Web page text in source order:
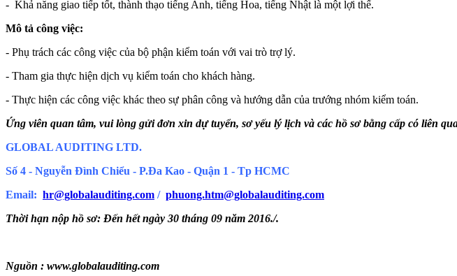
- Khả năng giao tiếp tốt, thành thạo tiếng Anh, tiếng Hoa, tiếng Nhật là một lợi thế.
Mô tả công việc:
- Phụ trách các công việc của bộ phận kiểm toán với vai trò trợ lý.
- Tham gia thực hiện dịch vụ kiểm toán cho khách hàng.
- Thực hiện các công việc khác theo sự phân công và hướng dẫn của trướng nhóm kiểm toán.
Ứng viên quan tâm, vui lòng gửi đơn xin dự tuyển, sơ yếu lý lịch và các hồ sơ bằng cấp có liên
GLOBAL AUDITING LTD.
Số 4 - Nguyễn Đình Chiểu - P.Đa Kao - Quận 1 - Tp HCMC
Email: hr@globalauditing.com / phuong.htm@globalauditing.com
Thời hạn nộp hồ sơ: Đến hết ngày 30 tháng 09 năm 2016./.
Nguồn : www.globalauditing.com